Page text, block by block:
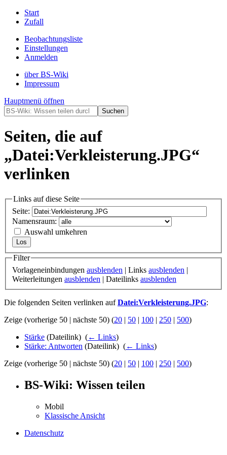
Start
Zufall
Beobachtungsliste
Einstellungen
Anmelden
über BS-Wiki
Impressum
Hauptmenü öffnen
Seiten, die auf
„Datei:Verkleisterung.JPG“
verlinken
Links auf diese Seite
Seite:
Namensraum:
Auswahl umkehren
Filter
Vorlageneinbindungen ausblenden | Links ausblenden |
Weiterleitungen ausblenden | Dateilinks ausblenden
Die folgenden Seiten verlinken aufDatei:Verkleisterung.JPG:
Zeige (vorherige 50 | nächste 50) (20 | 50 | 100 | 250 | 500)
Stärke (Dateilink) ‎ (← Links)
Stärke: Antworten (Dateilink) ‎ (← Links)
Zeige (vorherige 50 | nächste 50) (20 | 50 | 100 | 250 | 500)
BS-Wiki: Wissen teilen
Mobil
Klassische Ansicht
Datenschutz